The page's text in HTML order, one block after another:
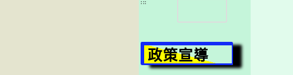
:::
搜
尋
政策宣導